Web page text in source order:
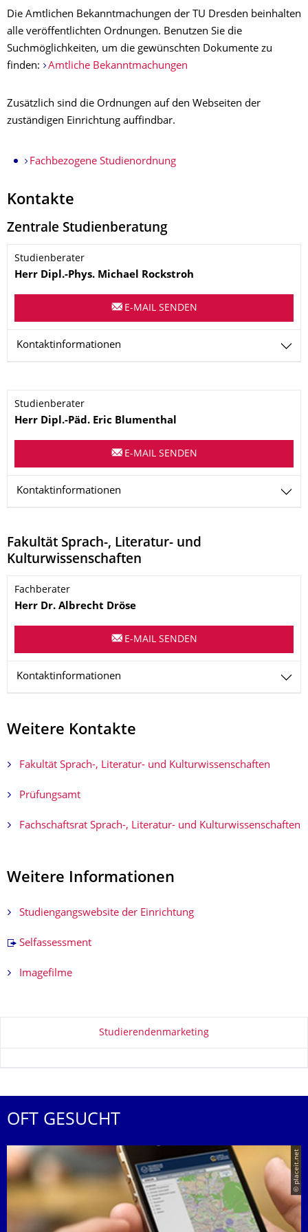
Die Amtlichen Bekanntmachungen der TU Dresden beinhalten
alle veröffentlichten Ordnungen. Benutzen Sie die
Suchmöglichkeiten, um die gewünschten Dokumente zu
finden:
Amtliche Bekanntmachungen
Zusätzlich sind die Ordnungen auf den Webseiten der
zuständigen Einrichtung auffindbar.
Fachbezogene Studienordnung
Kontakte
Zentrale Studienberatung
Name
Studienberater
Herr Dipl.-Phys. Michael Rockstroh
E-MAIL SENDEN
Kontaktinformationen
Name
Studienberater
Herr Dipl.-Päd. Eric Blumenthal
E-MAIL SENDEN
Kontaktinformationen
Fakultät Sprach-, Literatur- und
Kulturwissenschaften
Name
Fachberater
Herr Dr. Albrecht Dröse
E-MAIL SENDEN
Kontaktinformationen
Weitere Kontakte
Fakultät Sprach-, Literatur- und Kulturwissenschaften
Prüfungsamt
Fachschaftsrat Sprach-, Literatur- und Kulturwissenschaften
Weitere Informationen
Studiengangswebsite der Einrichtung
Selfassessment
Imagefilme
Zu dieser SeiteStudierendenmarketing
OFT GESUCHT
© placeit.net